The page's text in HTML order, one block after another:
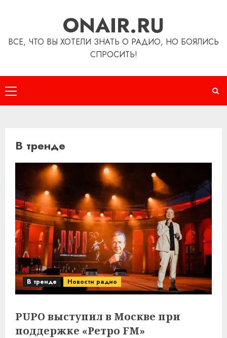
ONAIR.RU
ВСЕ, ЧТО ВЫ ХОТЕЛИ ЗНАТЬ О РАДИО, НО БОЯЛИСЬ
СПРОСИТЬ!
Основное
меню
В тренде
В тренде Новости радио
PUPO выступил в Москве при
поддержке «Ретро FM»